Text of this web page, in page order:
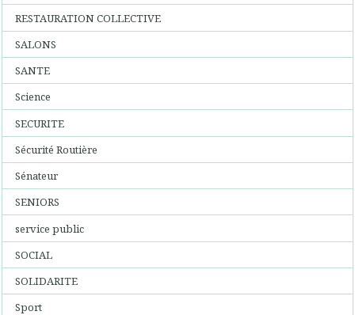
RESTAURATION COLLECTIVE
SALONS
SANTE
Science
SECURITE
Sécurité Routière
Sénateur
SENIORS
service public
SOCIAL
SOLIDARITE
Sport